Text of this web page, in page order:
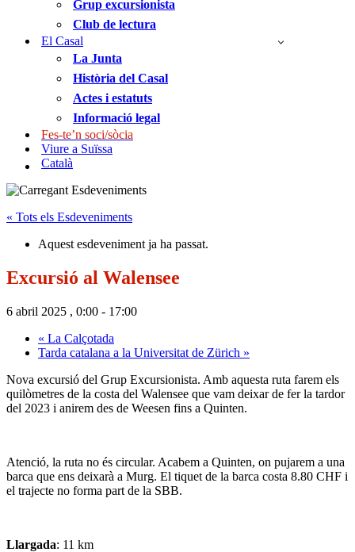
Grup excursionista
Club de lectura
El Casal
La Junta
Història del Casal
Actes i estatuts
Informació legal
Fes-te’n soci/sòcia
Viure a Suïssa
Català
« Tots els Esdeveniments
Aquest esdeveniment ja ha passat.
Excursió al Walensee
6 abril 2025 , 0:00 - 17:00
« La Calçotada
Tarda catalana a la Universitat de Zürich »
Nova excursió del Grup Excursionista. Amb aquesta ruta farem els
quilòmetres de la costa del Walensee que vam deixar de fer la tardor
del 2023 i anirem des de Weesen fins a Quinten.
Atenció, la ruta no és circular. Acabem a Quinten, on pujarem a una
barca que ens deixarà a Murg. El tiquet de la barca costa 8.80 CHF i
el trajecte no forma part de la SBB.
Llargada: 11 km